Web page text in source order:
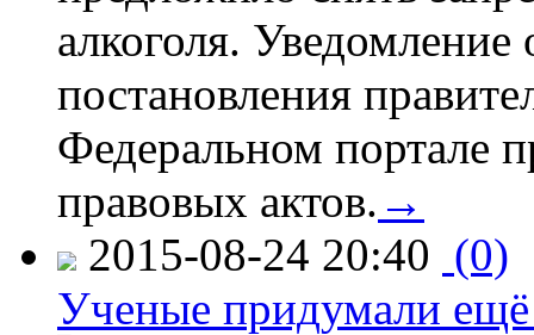
алкоголя. Уведомление
постановления
Федеральном портале
правовых актов. →
2015-08-24 20:40 (0)
Ученые придумали ещё